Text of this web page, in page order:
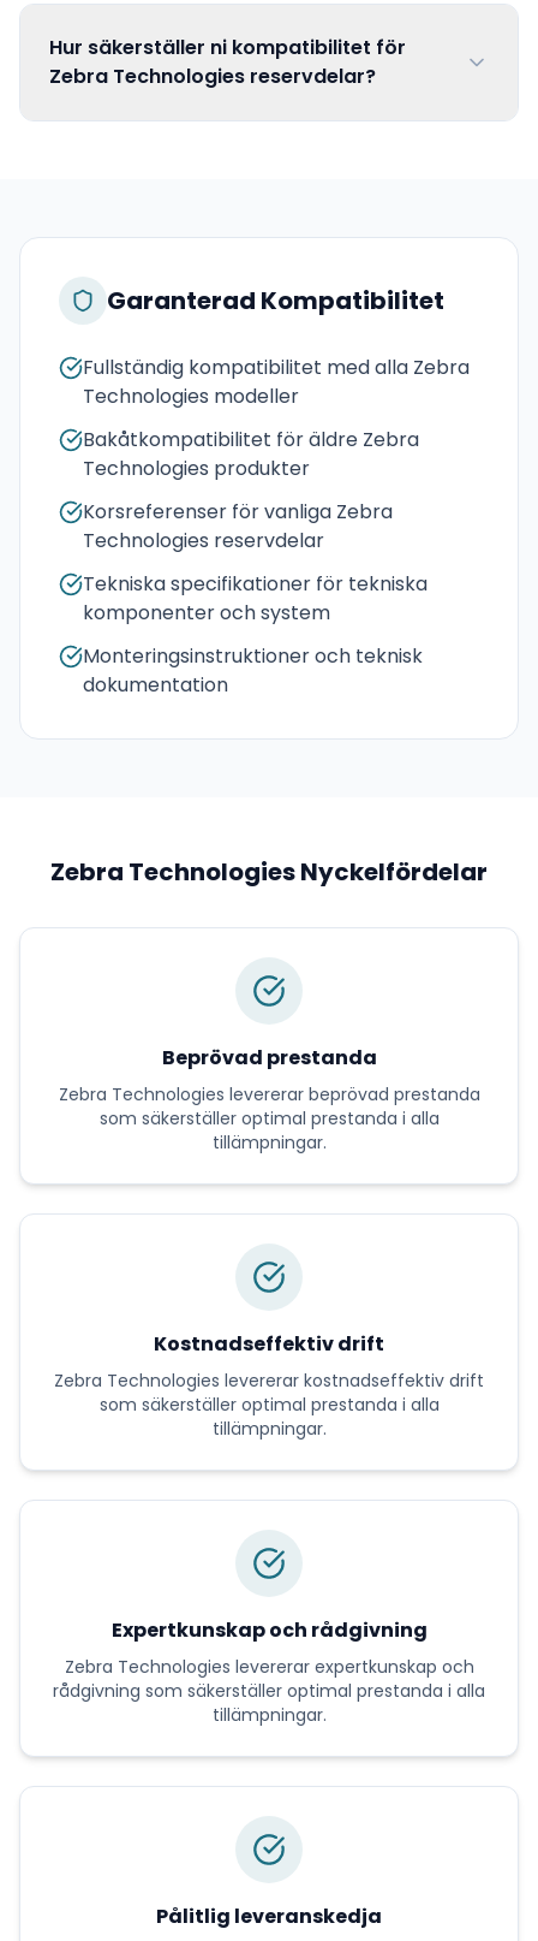
Hur säkerställer ni kompatibilitet för
Zebra Technologies reservdelar?
Garanterad Kompatibilitet
Fullständig kompatibilitet med alla Zebra
Technologies modeller
Bakåtkompatibilitet för äldre Zebra
Technologies produkter
Korsreferenser för vanliga Zebra
Technologies reservdelar
Tekniska specifikationer för tekniska
komponenter och system
Monteringsinstruktioner och teknisk
dokumentation
Zebra TechnologiesNyckelfördelar
Beprövad prestanda
Zebra Technologies levererar beprövad prestanda
som säkerställer optimal prestanda i alla
tillämpningar.
Kostnadseffektiv drift
Zebra Technologies levererar kostnadseffektiv drift
som säkerställer optimal prestanda i alla
tillämpningar.
Expertkunskap och rådgivning
Zebra Technologies levererar expertkunskap och
rådgivning som säkerställer optimal prestanda i alla
tillämpningar.
Pålitlig leveranskedja